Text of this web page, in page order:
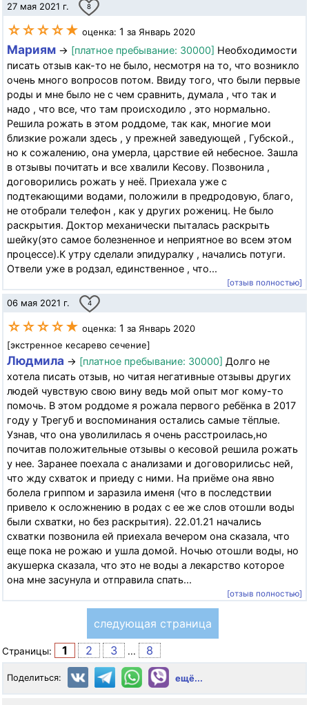
27 мая 2021 г. 8
☆☆☆☆★ оценка: 1 за Январь 2020
Мариям → [платное пребывание: 30000] Необходимости
писать отзыв как-то не было, несмотря на то, что возникло
очень много вопросов потом. Ввиду того, что были первые
роды и мне было не с чем сравнить, думала , что так и
надо , что все, что там происходило , это нормально.
Решила рожать в этом роддоме, так как, многие мои
близкие рожали здесь , у прежней заведующей , Губской.,
но к сожалению, она умерла, царствие ей небесное. Зашла
в отзывы почитать и все хвалили Кесову. Позвонила ,
договорились рожать у неё. Приехала уже с
подтекающими водами, положили в предродовую, благо,
не отобрали телефон , как у других рожениц. Не было
раскрытия. Доктор механически пыталась раскрыть
шейку(это самое болезненное и неприятное во всем этом
процессе).К утру сделали эпидуралку , начались потуги.
Отвели уже в родзал, единственное , что...
[отзыв полностью]
06 мая 2021 г. 4
☆☆☆☆★ оценка: 1 за Январь 2020
[экстренное кесарево сечение]
Людмила → [платное пребывание: 30000] Долго не
хотела писать отзыв, но читая негативные отзывы других
людей чувствую свою вину ведь мой опыт мог кому-то
помочь. В этом роддоме я рожала первого ребёнка в 2017
году у Трегуб и воспоминания остались самые тёплые.
Узнав, что она уволилилась я очень расстроилась,но
почитав положительные отзывы о кесовой решила рожать
у нее. Заранее поехала с анализами и договорилисьс ней,
что жду схваток и приеду с ними. На приёме она явно
болела гриппом и заразила именя (что в последствии
привело к осложнению в родах с ее же слов отошли воды
были схватки, но без раскрытия). 22.01.21 начались
схватки позвонила ей приехала вечером она сказала, что
еще пока не рожаю и ушла домой. Ночью отошли воды, но
акушерка сказала, что это не воды а лекарство которое
она мне засунула и отправила спать...
[отзыв полностью]
следующая страница
Страницы: 1 2 3 ... 8
Поделиться: ещё...